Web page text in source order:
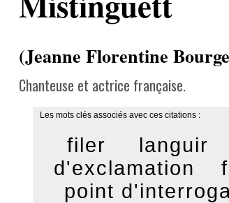
(Jeanne Florentine
Chanteuse et actrice française.
Les mots clés associés avec ces citations :
filer languir
d'exclamation
point